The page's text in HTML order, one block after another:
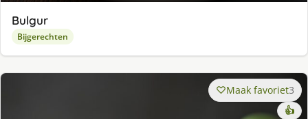
Bulgur
Bijgerechten
Maak favoriet3
👍